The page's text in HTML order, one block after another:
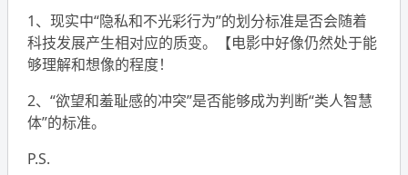
1、现实中“隐私和不光彩行为”的划分标准是否会随着
科技发展产生相对应的质变。【电影中好像仍然处于能
够理解和想像的程度！
2、“欲望和羞耻感的冲突”是否能够成为判断“类人智慧
体”的标准。
P.S.